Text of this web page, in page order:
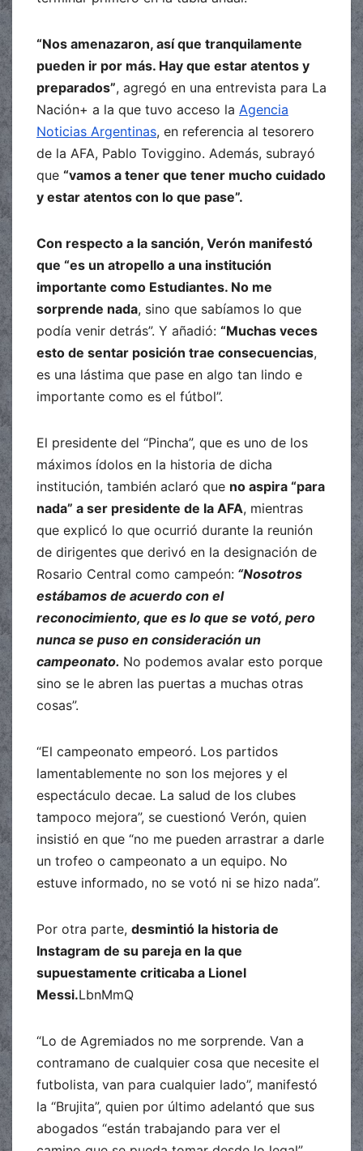
“Nos amenazaron, así que tranquilamente
pueden ir por más. Hay que estar atentos y
preparados”, agregó en una entrevista para La
Nación+ a la que tuvo acceso la Agencia
Noticias Argentinas, en referencia al tesorero
de la AFA, Pablo Toviggino. Además, subrayó
que “vamos a tener que tener mucho cuidado
y estar atentos con lo que pase”.
Con respecto a la sanción, Verón manifestó
que “es un atropello a una institución
importante como Estudiantes. No me
sorprende nada, sino que sabíamos lo que
podía venir detrás”. Y añadió: “Muchas veces
esto de sentar posición trae consecuencias,
es una lástima que pase en algo tan lindo e
importante como es el fútbol”.
El presidente del “Pincha”, que es uno de los
máximos ídolos en la historia de dicha
institución, también aclaró que no aspira “para
nada” a ser presidente de la AFA, mientras
que explicó lo que ocurrió durante la reunión
de dirigentes que derivó en la designación de
Rosario Central como campeón: “Nosotros
estábamos de acuerdo con el
reconocimiento, que es lo que se votó, pero
nunca se puso en consideración un
campeonato. No podemos avalar esto porque
sino se le abren las puertas a muchas otras
cosas”.
“El campeonato empeoró. Los partidos
lamentablemente no son los mejores y el
espectáculo decae. La salud de los clubes
tampoco mejora”, se cuestionó Verón, quien
insistió en que “no me pueden arrastrar a darle
un trofeo o campeonato a un equipo. No
estuve informado, no se votó ni se hizo nada”.
Por otra parte, desmintió la historia de
Instagram de su pareja en la que
supuestamente criticaba a Lionel
Messi.LbnMmQ
“Lo de Agremiados no me sorprende. Van a
contramano de cualquier cosa que necesite el
futbolista, van para cualquier lado”, manifestó
la “Brujita”, quien por último adelantó que sus
abogados “están trabajando para ver el